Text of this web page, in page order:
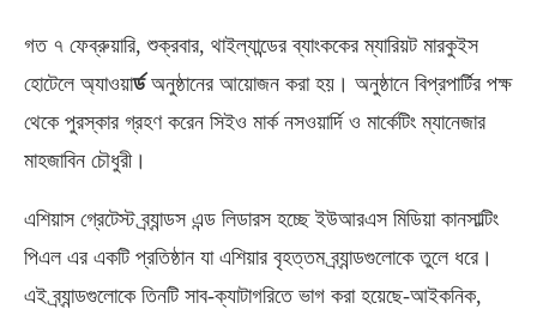
গত ৭ ফেব্রুয়ারি, শুক্রবার, থাইল্যান্ডের ব্যাংককের ম্যারিয়ট মারকুইস
হোটেলে অ্যাওয়ার্ডঅনুষ্ঠানের আয়োজন করা হয়। অনুষ্ঠানে বিপ্রপার্টির পক্ষ
থেকে পুরস্কার গ্রহণ করেন সিইও মার্ক নসওয়ার্দি ও মার্কেটিং ম্যানেজার
মাহজাবিন চৌধুরী।
এশিয়াস গ্রেটেস্ট ব্র্যান্ডস এন্ড লিডারস হচ্ছে ইউআরএস মিডিয়া কানসাল্টিং
পিএল এর একটি প্রতিষ্ঠান যা এশিয়ার বৃহত্তম ব্র্যান্ডগুলোকে তুলে ধরে।
এই ব্র্যান্ডগুলোকে তিনটি সাব-ক্যাটাগরিতে ভাগ করা হয়েছে-আইকনিক,